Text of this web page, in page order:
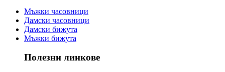
Мъжки часовници
Дамски часовници
Дамски бижута
Мъжки бижута
Полезни линкове